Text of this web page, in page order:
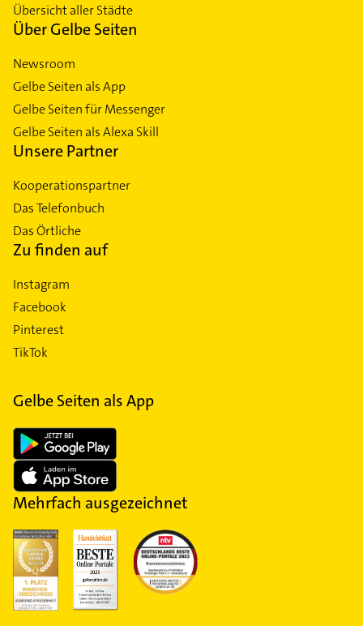
Übersicht aller Städte
Über Gelbe Seiten
Newsroom
Gelbe Seiten als App
Gelbe Seiten für Messenger
Gelbe Seiten als Alexa Skill
Unsere Partner
Kooperationspartner
Das Telefonbuch
Das Örtliche
Zu finden auf
Instagram
Facebook
Pinterest
TikTok
Gelbe Seiten als App
Mehrfach ausgezeichnet